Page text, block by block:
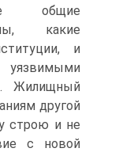
общие
какие
и
Жилищный
другой
строю и не
с новой